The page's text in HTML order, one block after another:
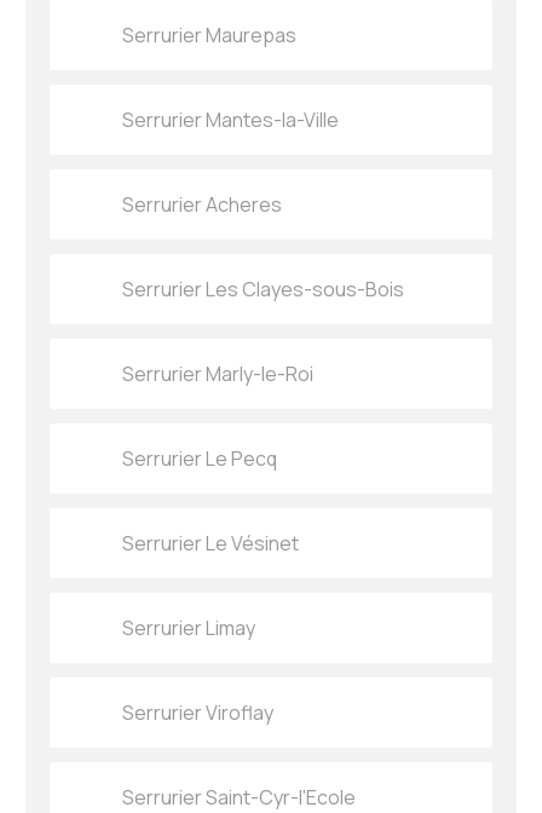
Serrurier Maurepas
Serrurier Mantes-la-Ville
Serrurier Acheres
Serrurier Les Clayes-sous-Bois
Serrurier Marly-le-Roi
Serrurier Le Pecq
Serrurier Le Vésinet
Serrurier Limay
Serrurier Viroflay
Serrurier Saint-Cyr-l'Ecole